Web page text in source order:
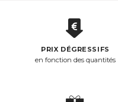
PRIX DÉGRESSIFS
en fonction des quantités